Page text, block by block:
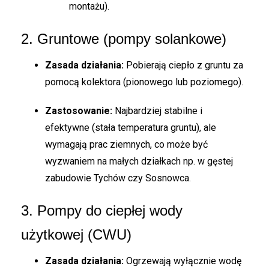
montażu).
2. Gruntowe (pompy solankowe)
Zasada działania: Pobierają ciepło z gruntu za
pomocą kolektora (pionowego lub poziomego).
Zastosowanie: Najbardziej stabilne i
efektywne (stała temperatura gruntu), ale
wymagają prac ziemnych, co może być
wyzwaniem na małych działkach np. w gęstej
zabudowie Tychów czy Sosnowca.
3. Pompy do ciepłej wody
użytkowej (CWU)
Zasada działania: Ogrzewają wyłącznie wodę